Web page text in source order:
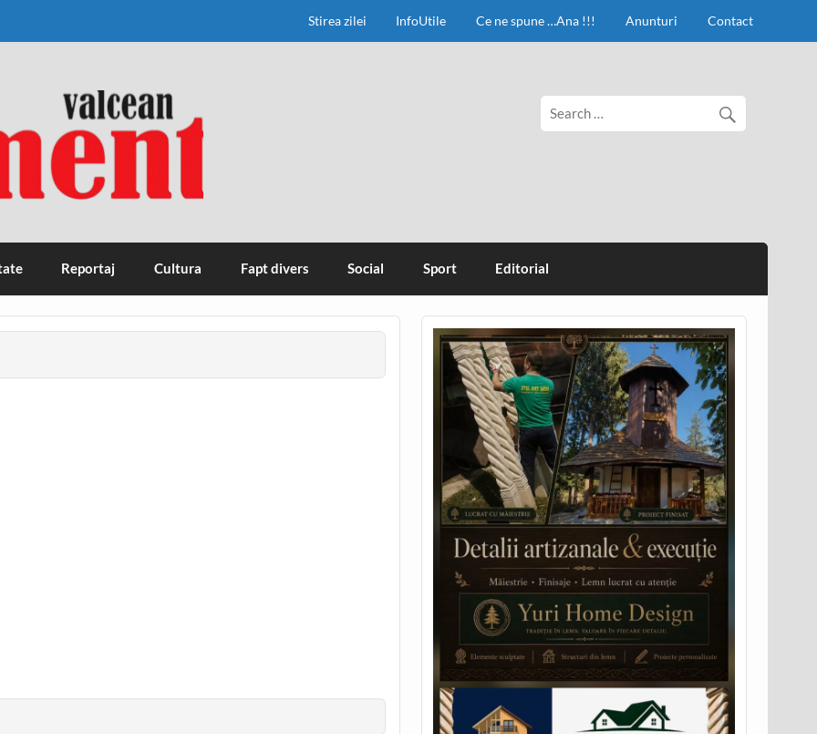
Stirea zilei InfoUtile Ce ne spune …Ana !!! Anunturi Contact
Reportaj Cultura Fapt divers Social Sport Editorial